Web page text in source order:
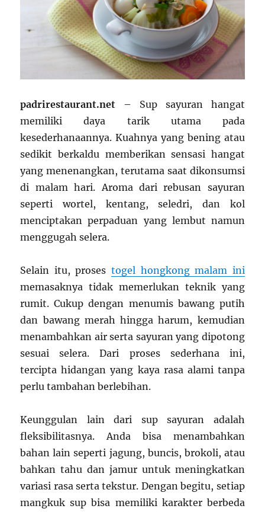
padrirestaurant.net – Sup sayuran hangat
memiliki daya tarik utama pada
kesederhanaannya. Kuahnya yang bening atau
sedikit berkaldu memberikan sensasi hangat
yang menenangkan, terutama saat dikonsumsi
di malam hari. Aroma dari rebusan sayuran
seperti wortel, kentang, seledri, dan kol
menciptakan perpaduan yang lembut namun
menggugah selera.
Selain itu, proses togel hongkong malam ini
memasaknya tidak memerlukan teknik yang
rumit. Cukup dengan menumis bawang putih
dan bawang merah hingga harum, kemudian
menambahkan air serta sayuran yang dipotong
sesuai selera. Dari proses sederhana ini,
tercipta hidangan yang kaya rasa alami tanpa
perlu tambahan berlebihan.
Keunggulan lain dari sup sayuran adalah
fleksibilitasnya. Anda bisa menambahkan
bahan lain seperti jagung, buncis, brokoli, atau
bahkan tahu dan jamur untuk meningkatkan
variasi rasa serta tekstur. Dengan begitu, setiap
mangkuk sup bisa memiliki karakter berbeda